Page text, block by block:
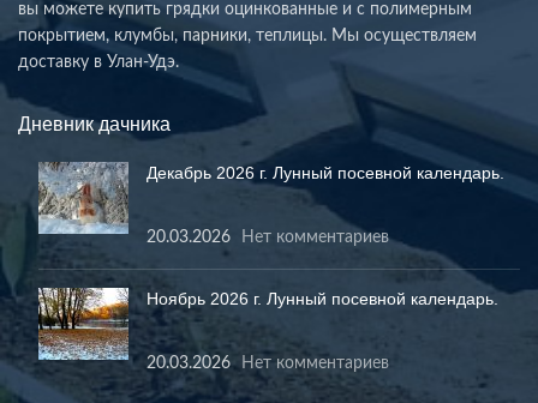
вы можете купить грядки оцинкованные и с полимерным
покрытием, клумбы, парники, теплицы. Мы осуществляем
доставку в Улан-Удэ.
Дневник дачника
Декабрь 2026 г. Лунный посевной календарь.
20.03.2026 Нет комментариев
Ноябрь 2026 г. Лунный посевной календарь.
20.03.2026 Нет комментариев